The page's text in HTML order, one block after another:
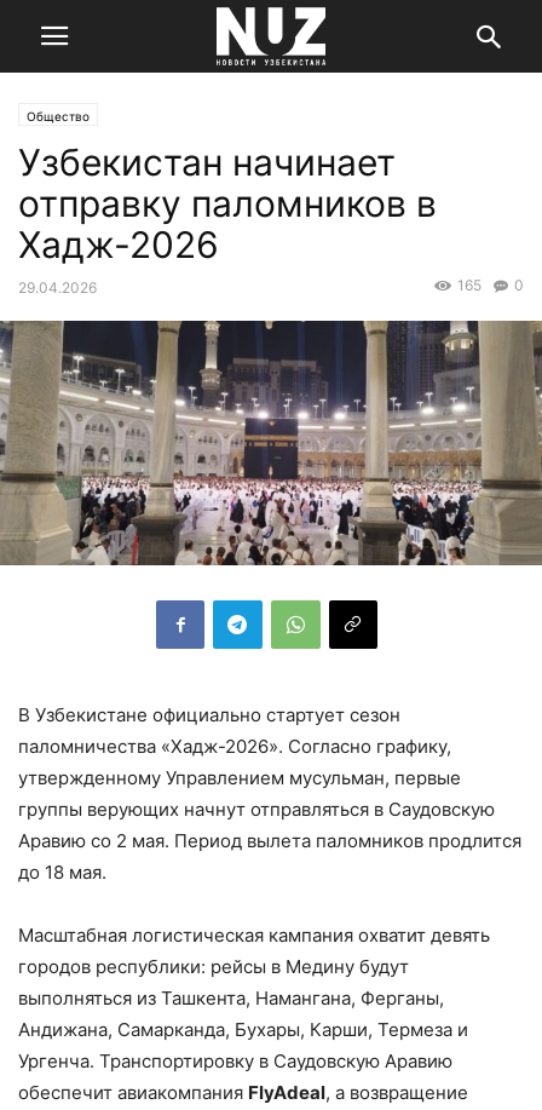
Общество
Узбекистан начинает
отправку паломников в
Хадж-2026
29.04.2026 0
165
В Узбекистане официально стартует сезон
паломничества «Хадж-2026». Согласно графику,
утвержденному Управлением мусульман, первые
группы верующих начнут отправляться в Саудовскую
Аравию со 2 мая. Период вылета паломников продлится
до 18 мая.
Масштабная логистическая кампания охватит девять
городов республики: рейсы в Медину будут
выполняться из Ташкента, Намангана, Ферганы,
Андижана, Самарканда, Бухары, Карши, Термеза и
Ургенча. Транспортировку в Саудовскую Аравию
обеспечит авиакомпания FlyAdeal, а возвращение